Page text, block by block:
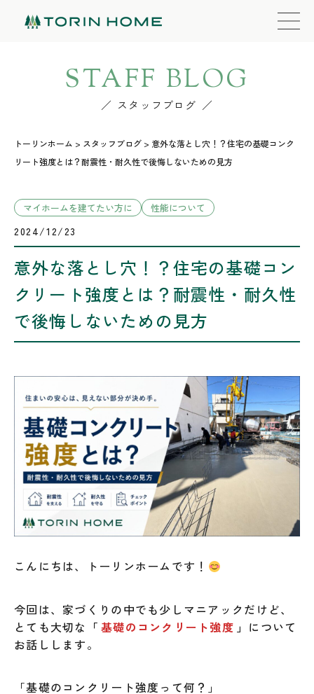
STAFF BLOG
スタッフブログ
トーリンホーム > スタッフブログ > 意外な落とし穴！？住宅の基礎コンク
リート強度とは？耐震性・耐久性で後悔しないための見方
マイホームを建てたい方に 性能について
2024/12/23
意外な落とし穴！？住宅の基礎コン
クリート強度とは？耐震性・耐久性
で後悔しないための見方
こんにちは、トーリンホームです！
今回は、家づくりの中でも少しマニアックだけど、
とても大切な 「 基礎のコンクリート強度 」 について
お話しします。
「基礎のコンクリート強度って何？」